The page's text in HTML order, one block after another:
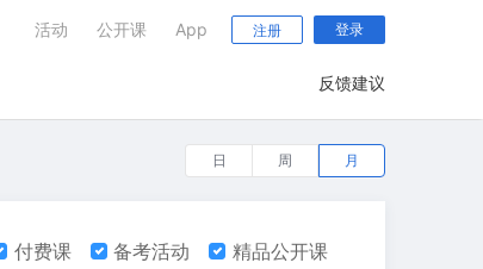
注册 登录
活动 公开课 App
反馈建议
日 周 月
付费课 备考活动 精品公开课